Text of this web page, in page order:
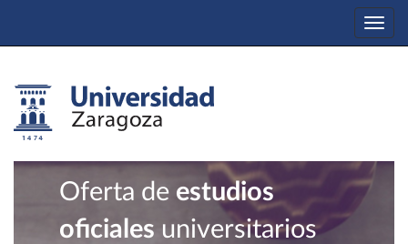
Oferta de estudios
oficiales universitarios